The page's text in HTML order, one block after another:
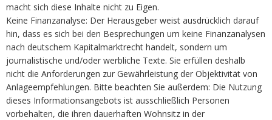
macht sich diese Inhalte nicht zu Eigen.
Keine Finanzanalyse: Der Herausgeber weist ausdrücklich darauf
hin, dass es sich bei den Besprechungen um keine Finanzanalysen
nach deutschem Kapitalmarktrecht handelt, sondern um
journalistische und/oder werbliche Texte. Sie erfüllen deshalb
nicht die Anforderungen zur Gewährleistung der Objektivität von
Anlageempfehlungen. Bitte beachten Sie außerdem: Die Nutzung
dieses Informationsangebots ist ausschließlich Personen
vorbehalten, die ihren dauerhaften Wohnsitz in der